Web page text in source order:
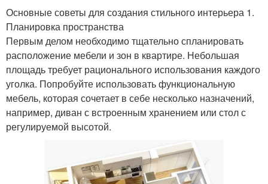
Основные советы для создания стильного интерьера 1.
Планировка пространства
Первым делом необходимо тщательно спланировать
расположение мебели и зон в квартире. Небольшая
площадь требует рационального использования каждого
уголка. Попробуйте использовать функциональную
мебель, которая сочетает в себе несколько назначений,
например, диван с встроенным хранением или стол с
регулируемой высотой.